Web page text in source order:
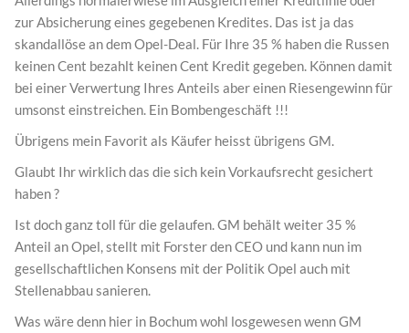
zur Absicherung eines gegebenen Kredites. Das ist ja das
skandallöse an dem Opel-Deal. Für Ihre 35 % haben die Russen
keinen Cent bezahlt keinen Cent Kredit gegeben. Können damit
bei einer Verwertung Ihres Anteils aber einen Riesengewinn für
umsonst einstreichen. Ein Bombengeschäft !!!
Übrigens mein Favorit als Käufer heisst übrigens GM.
Glaubt Ihr wirklich das die sich kein Vorkaufsrecht gesichert
haben ?
Ist doch ganz toll für die gelaufen. GM behält weiter 35 %
Anteil an Opel, stellt mit Forster den CEO und kann nun im
gesellschaftlichen Konsens mit der Politik Opel auch mit
Stellenabbau sanieren.
Was wäre denn hier in Bochum wohl losgewesen wenn GM